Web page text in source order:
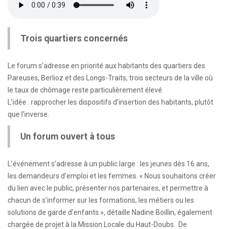
Trois quartiers concernés
Le forum s’adresse en priorité aux habitants des quartiers des
Pareuses, Berlioz et des Longs-Traits, trois secteurs de la ville où
le taux de chômage reste particulièrement élevé.
L’idée : rapprocher les dispositifs d’insertion des habitants, plutôt
que l’inverse.
Un forum ouvert à tous
L’événement s’adresse à un public large : les jeunes dès 16 ans,
les demandeurs d’emploi et les femmes. « Nous souhaitons créer
du lien avec le public, présenter nos partenaires, et permettre à
chacun de s’informer sur les formations, les métiers ou les
solutions de garde d’enfants », détaille Nadine Boillin, également
chargée de projet à la Mission Locale du Haut-Doubs. De